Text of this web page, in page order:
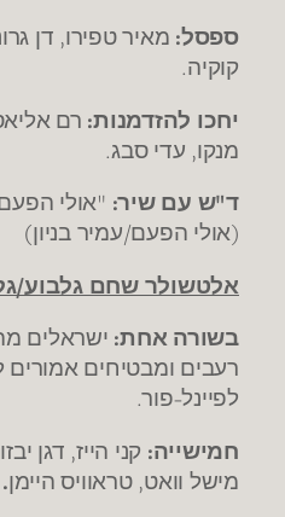
ספסל: מאיר טפירו, דן
קוקיה.
יחכו להזדמנות: רם
מנקו, עדי סבג.
ד"ש עם שיר: "אולי
(אולי הפעם/עמיר בניון)
אלטשולר שחם גלבוע/
בשורה אחת: ישראלים
רעבים ומבטיחים אמורים
לפיינל-פור.
חמישייה: קני הייז, דגן
מישל וואט, טראוויס היימן.